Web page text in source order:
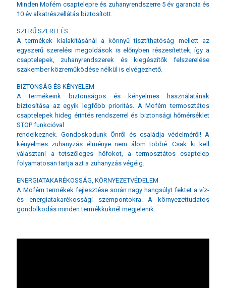
Minden Mofém csaptelepre és zuhanyrendszerre 5 év garancia és
10 év alkatrészellátás biztosított.
SZERŰ SZERELÉS
A termékek kialakításánál a könnyű tisztíthatóság mellett az
egyszerű szerelési megoldások is előnyben részesítettek, így a
csaptelepek, zuhanyrendszerek és kiegészítők felszerelése
szakember közreműködése nélkül is elvégezhető.
BIZTONSÁG ÉS KÉNYELEM
A termékeink biztonságos és kényelmes használatának
biztosítása az egyik legfőbb prioritás. A Mofém termosztátos
csaptelepek hideg érintés rendszerrel és biztonsági hőmérséklet
STOP funkcióval
rendelkeznek. Gondoskodunk Önről és családja védelméről! A
kényelmes zuhanyzás élménye nem álom többé. Csak ki kell
választani a tetszőleges hőfokot, a termosztátos csaptelep
folyamatosan tartja azt a zuhanyzás végéig.
ENERGIATAKARÉKOSSÁG, KÖRNYEZETVÉDELEM
A Mofém termékek fejlesztése során nagy hangsúlyt fektet a víz-
és energiatakarékossági szempontokra. A környezettudatos
gondolkodás minden termékküknél megjelenik.